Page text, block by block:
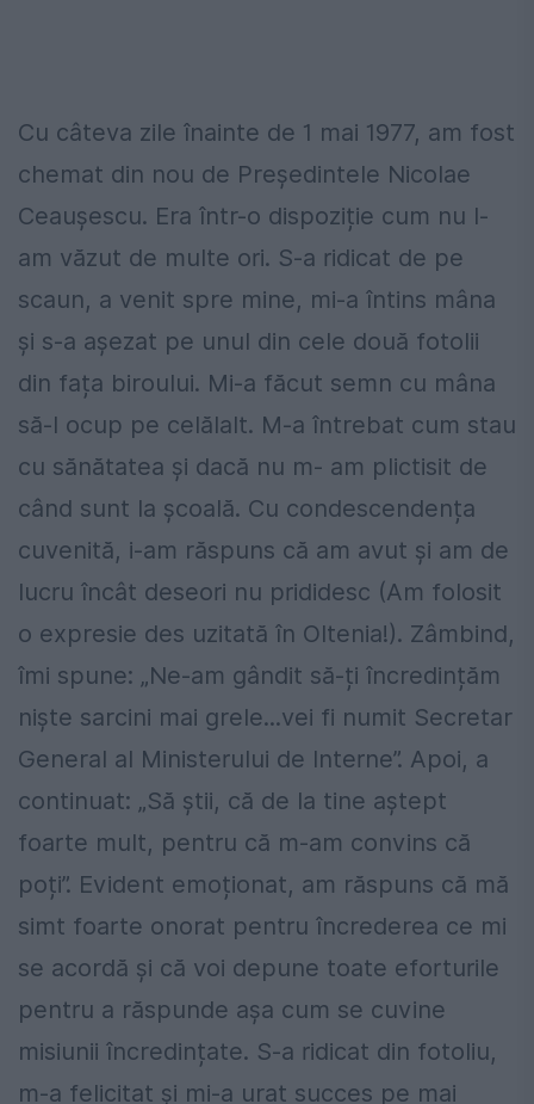
Cu câteva zile înainte de 1 mai 1977, am fost
chemat din nou de Președintele Nicolae
Ceaușescu. Era într-o dispoziție cum nu l-
am văzut de multe ori. S-a ridicat de pe
scaun, a venit spre mine, mi-a întins mâna
și s-a așezat pe unul din cele două fotolii
din fața biroului. Mi-a făcut semn cu mâna
să-l ocup pe celălalt. M-a întrebat cum stau
cu sănătatea și dacă nu m- am plictisit de
când sunt la școală. Cu condescendența
cuvenită, i-am răspuns că am avut și am de
lucru încât deseori nu prididesc (Am folosit
o expresie des uzitată în Oltenia!). Zâmbind,
îmi spune: „Ne-am gândit să-ți încredințăm
niște sarcini mai grele...vei fi numit Secretar
General al Ministerului de Interne”. Apoi, a
continuat: „Să știi, că de la tine aștept
foarte mult, pentru că m-am convins că
poți”. Evident emoționat, am răspuns că mă
simt foarte onorat pentru încrederea ce mi
se acordă și că voi depune toate eforturile
pentru a răspunde așa cum se cuvine
misiunii încredințate. S-a ridicat din fotoliu,
m-a felicitat și mi-a urat succes pe mai